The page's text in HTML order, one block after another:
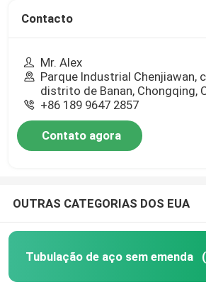
Contacto
Mr. Alex
Parque Industrial Chenjiawan,
distrito de Banan, Chongqing,
+86 189 9647 2857
Contato agora
OUTRAS CATEGORIAS DOS EUA
Tubulação de aço sem emenda